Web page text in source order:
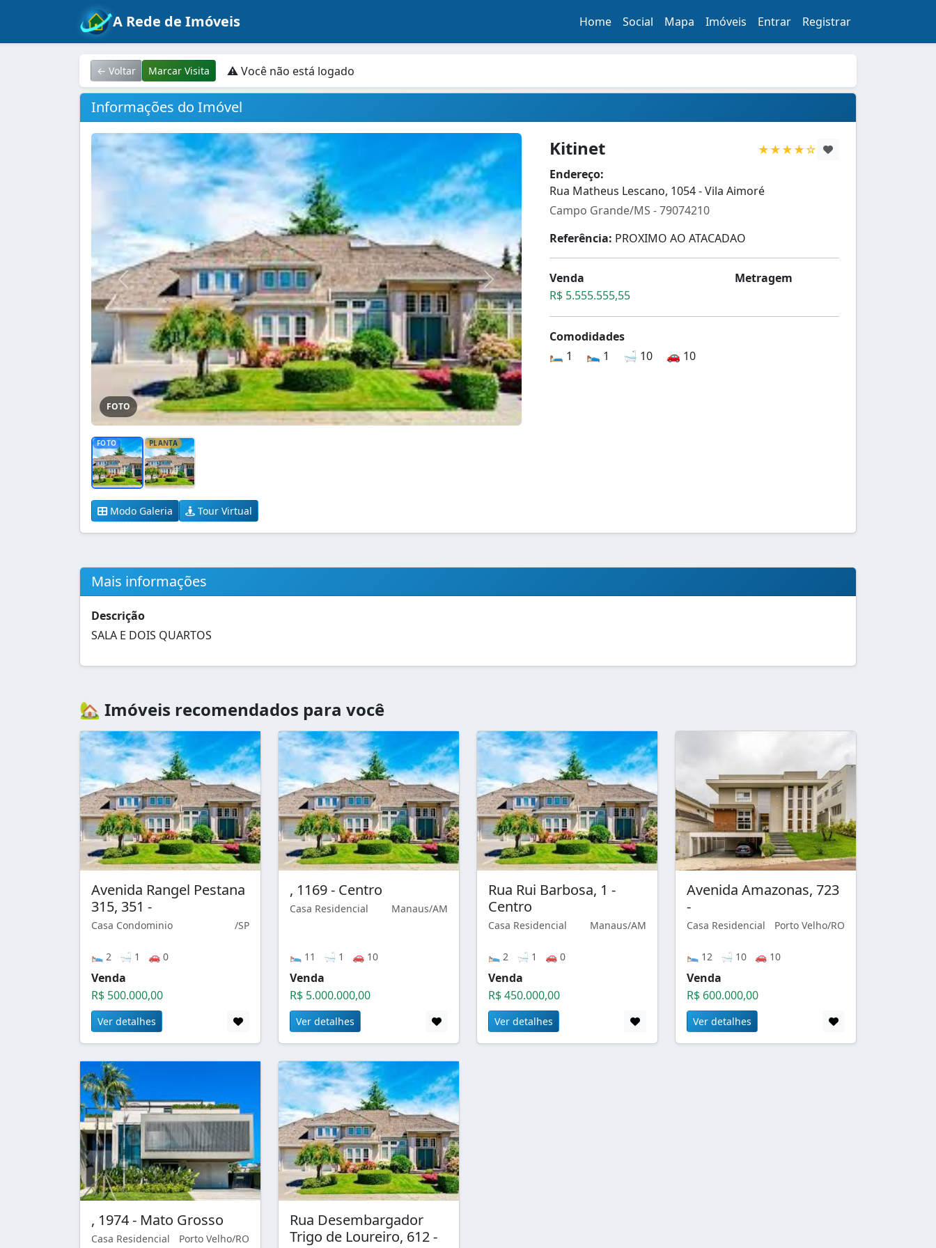
A Rede de Imóveis Home Social Mapa Imóveis Entrar Registrar
← Voltar Marcar Visita ⚠ Você não está logado
Informações do Imóvel
FOTO
FOTO PLANTA
Modo Galeria Tour Virtual
Kitinet
★★★★☆
Endereço:
Rua Matheus Lescano, 1054 - Vila Aimoré
Campo Grande/MS - 79074210
Referência: PROXIMO AO ATACADAO
Venda
R$ 5.555.555,55
Metragem
Comodidades
🛏️ 1
🛌 1 🛁 10 🚗 10
Mais informações
Descrição
SALA E DOIS QUARTOS
🏡 Imóveis recomendados para você
Avenida Rangel Pestana
315, 351 -
Casa Condominio /SP
🛌 2 🛁 1 🚗 0
Venda
R$ 500.000,00
Ver detalhes
, 1169 - Centro
Casa Residencial Manaus/AM
🛌 11 🛁 1 🚗 10
Venda
R$ 5.000.000,00
Ver detalhes
Rua Rui Barbosa, 1 -
Centro
Casa Residencial Manaus/AM
🛌 2 🛁 1 🚗 0
Venda
R$ 450.000,00
Ver detalhes
Avenida Amazonas, 723
-
Casa Residencial Porto Velho/RO
🛌 12 🛁 10 🚗 10
Venda
R$ 600.000,00
Ver detalhes
, 1974 - Mato Grosso
Casa Residencial Porto Velho/RO
Rua Desembargador
Trigo de Loureiro, 612 -